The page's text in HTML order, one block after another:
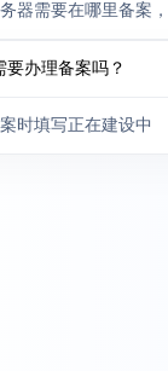
器需要在哪里备案
要办理备案吗？
时填写正在建设中